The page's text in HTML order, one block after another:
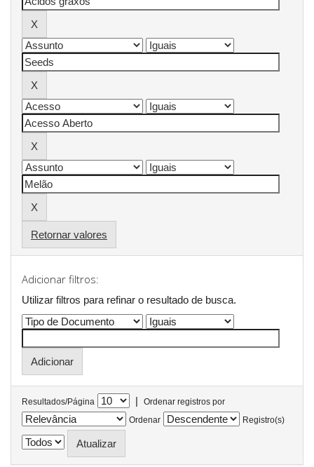
Retornar valores
Adicionar filtros:
Utilizar filtros para refinar o resultado de busca.
Resultados/Página |
Ordenar registros por
Ordenar
Registro(s)